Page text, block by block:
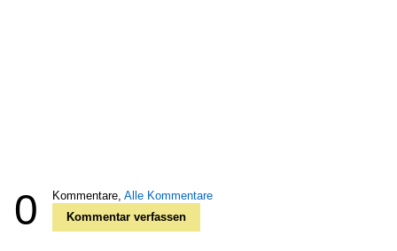
0 Kommentare, Alle Kommentare
Kommentar verfassen